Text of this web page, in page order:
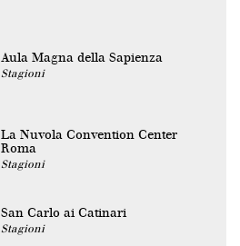
Aula Magna della Sapienza
Stagioni
La Nuvola Convention Center
Roma
Stagioni
San Carlo ai Catinari
Stagioni